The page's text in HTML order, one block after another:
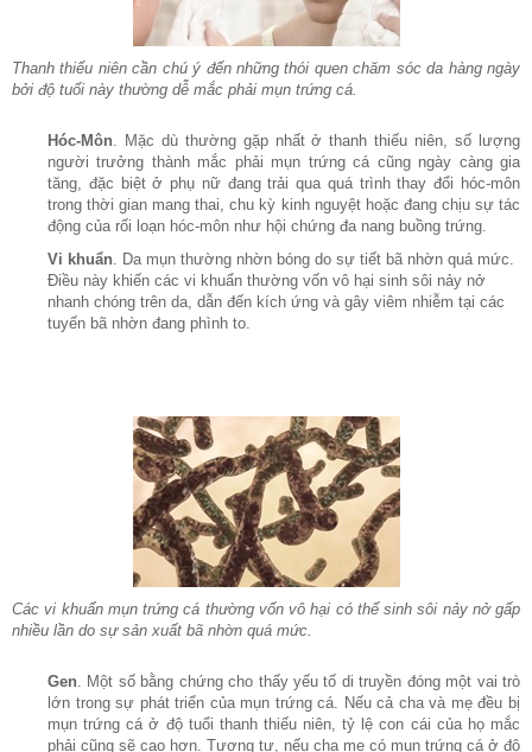
Thanh thiếu niên cần chú ý đến những thói quen chăm sóc da hàng ngày
bởi độ tuổi này thường dễ mắc phải mụn trứng cá.
Hóc-Môn . Mặc dù thường gặp nhất ở thanh thiếu niên, số lượng
người trưởng thành mắc phải mụn trứng cá cũng ngày càng gia
tăng, đặc biệt ở phụ nữ đang trải qua quá trình thay đổi hóc-môn
trong thời gian mang thai, chu kỳ kinh nguyệt hoặc đang chịu sự tác
động của rối loạn hóc-môn như hội chứng đa nang buồng trứng.
Vi khuẩn . Da mụn thường nhờn bóng do sự tiết bã nhờn quá mức.
Điều này khiến các vi khuẩn thường vốn vô hại sinh sôi nảy nở
nhanh chóng trên da, dẫn đến kích ứng và gây viêm nhiễm tại các
tuyến bã nhờn đang phình to.
Các vi khuẩn mụn trứng cá thường vốn vô hại có thể sinh sôi nảy nở gấp
nhiều lần do sự sản xuất bã nhờn quá mức.
Gen . Một số bằng chứng cho thấy yếu tố di truyền đóng một vai trò
lớn trong sự phát triển của mụn trứng cá. Nếu cả cha và mẹ đều bị
mụn trứng cá ở độ tuổi thanh thiếu niên, tỷ lệ con cái của họ mắc
phải cũng sẽ cao hơn. Tương tự, nếu cha mẹ có mụn trứng cá ở độ